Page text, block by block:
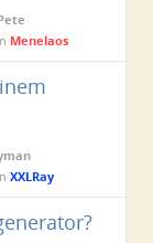
Menelaos
XXLRay